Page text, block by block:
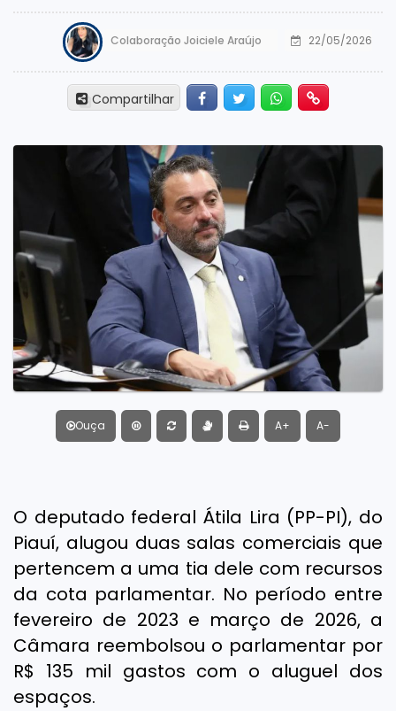
Colaboração Joiciele Araújo 22/05/2026
Compartilhar FacebookTwitter Whatsapp
Ouça A+ A-
O deputado federal Átila Lira (PP-PI), do
Piauí, alugou duas salas comerciais que
pertencem a uma tia dele com recursos
da cota parlamentar. No período entre
fevereiro de 2023 e março de 2026, a
Câmara reembolsou o parlamentar por
R$ 135 mil gastos com o aluguel dos
espaços.